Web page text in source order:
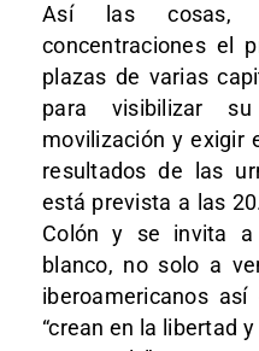
Así las cosas,
concentraciones el
plazas de varias
para visibilizar
movilización y exigir
resultados de las
está prevista a las
Colón y se invita a
blanco, no solo a
iberoamericanos
“crean en la libertad